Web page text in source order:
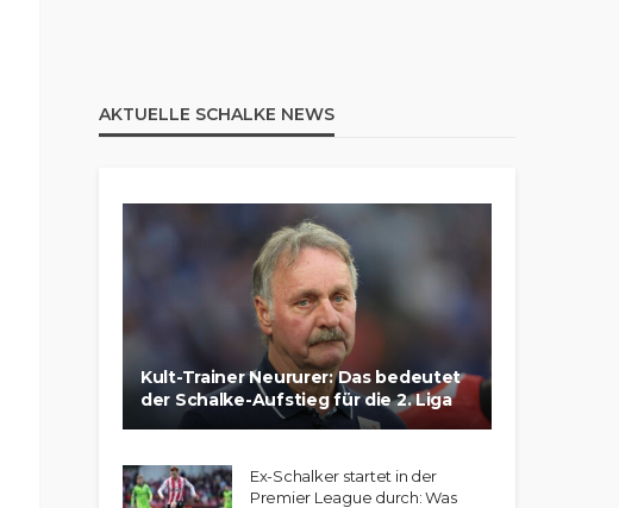
AKTUELLE SCHALKE NEWS
Kult-Trainer Neururer: Das bedeutet
der Schalke-Aufstieg für die 2. Liga
Ex-Schalker startet in der
Premier League durch: Was